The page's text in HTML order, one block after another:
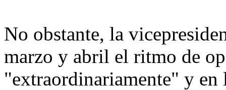
No obstante, la
marzo y abril el ritmo de
"extraordinariamente" y en